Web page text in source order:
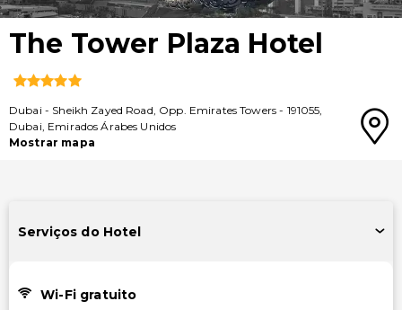
The Tower Plaza Hotel
Dubai - Sheikh Zayed Road, Opp. Emirates Towers - 191055,
Dubai, Emirados Árabes Unidos
Mostrar mapa
Serviços do Hotel
Wi-Fi gratuito